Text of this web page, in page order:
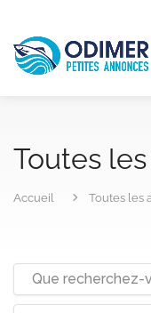
Toutes
Accueil Toutes les